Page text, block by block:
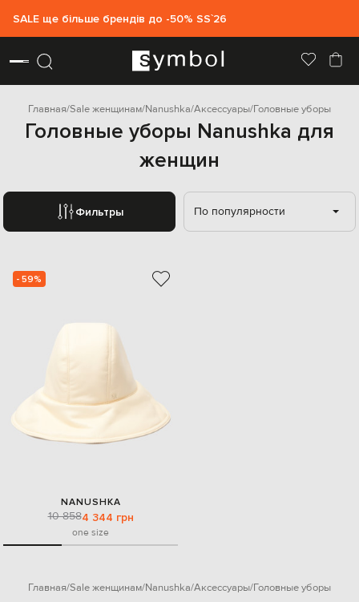
SALE ще більше брендів до -50% SS`26
Главная Sale женщинам Nanushka Аксессуары Головные уборы
Головные уборы Nanushka для
женщин
Фильтры По популярности
- 59%
NANUSHKA
10 8584 344 грн
one size
Главная Sale женщинам Nanushka Аксессуары Головные уборы